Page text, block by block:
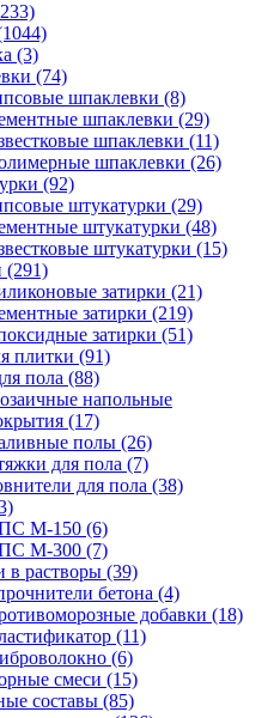
(3)
(74)
шпаклевки (8)
шпаклевки (29)
шпаклевки (11)
шпаклевки (26)
(92)
штукатурки (29)
штукатурки (48)
штукатурки (15)
(291)
затирки (21)
затирки (219)
затирки (51)
плитки (91)
пола (88)
напольные
(17)
полы (26)
для пола (7)
для пола (38)
М-150 (6)
М-300 (7)
в растворы (39)
бетона (4)
добавки (18)
(11)
(6)
смеси (15)
составы (85)